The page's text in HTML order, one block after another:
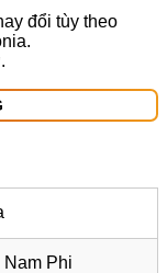
đổi tùy theo
Nam Phi